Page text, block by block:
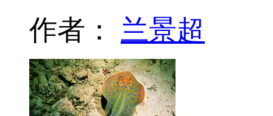
作者： 兰景超